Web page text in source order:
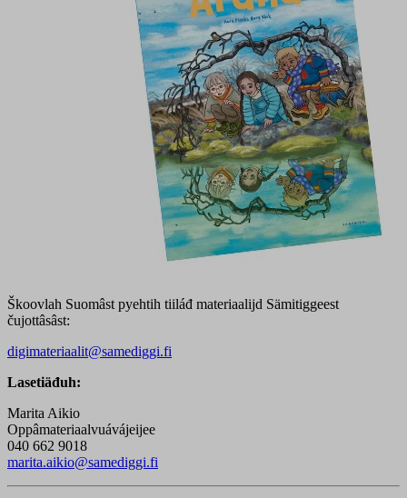
Škoovlah Suomâst pyehtih tiiláđ materiaalijd Sämitiggeest
čujottâsâst:
digimateriaalit@samediggi.fi
Lasetiäđuh:
Marita Aikio
Oppâmateriaalvuávájeijee
040 662 9018
marita.aikio@samediggi.fi